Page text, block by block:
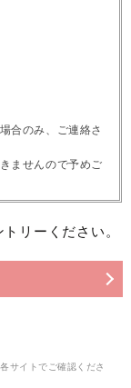
合のみ、ご連絡さ
ませんので予めご
リーください。
サイトでご確認くださ